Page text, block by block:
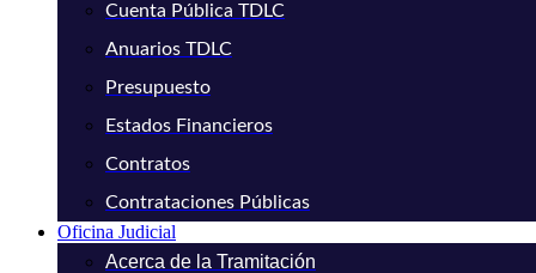
Cuenta Pública TDLC
Anuarios TDLC
Presupuesto
Estados Financieros
Contratos
Contrataciones Públicas
Oficina Judicial
Acerca de la Tramitación